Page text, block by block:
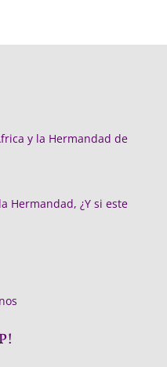
y la Hermandad de
Hermandad, ¿Y si este